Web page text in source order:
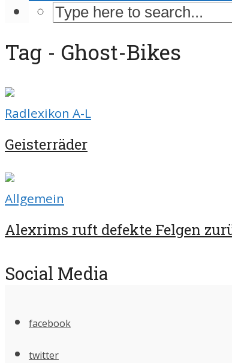
Tag - Ghost-Bikes
Radlexikon A-L
Geisterräder
Allgemein
Alexrims ruft defekte Felgen
Social Media
facebook
twitter